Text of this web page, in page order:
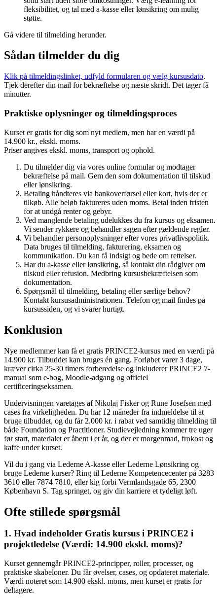
fleksibilitet, og tal med a-kasse eller lønsikring om mulig
støtte.
Gå videre til tilmelding herunder.
Sådan tilmelder du dig
Klik på tilmeldingslinket, udfyld formularen og vælg kursusdato.
Tjek derefter din mail for bekræftelse og næste skridt. Det tager få
minutter.
Praktiske oplysninger og tilmeldingsproces
Kurset er gratis for dig som nyt medlem, men har en værdi på
14.900 kr., ekskl. moms.
Priser angives ekskl. moms, transport og ophold.
Du tilmelder dig via vores online formular og modtager
bekræftelse på mail. Gem den som dokumentation til tilskud
eller lønsikring.
Betaling håndteres via bankoverførsel eller kort, hvis der er
tilkøb. Alle beløb faktureres uden moms. Betal inden fristen
for at undgå renter og gebyr.
Ved manglende betaling udelukkes du fra kursus og eksamen.
Vi sender rykkere og behandler sagen efter gældende regler.
Vi behandler personoplysninger efter vores privatlivspolitik.
Data bruges til tilmelding, fakturering, eksamen og
kommunikation. Du kan få indsigt og bede om rettelser.
Har du a-kasse eller lønsikring, så kontakt din rådgiver om
tilskud eller refusion. Medbring kursusbekræftelsen som
dokumentation.
Spørgsmål til tilmelding, betaling eller særlige behov?
Kontakt kursusadministrationen. Telefon og mail findes på
kursussiden, og vi svarer hurtigt.
Konklusion
Nye medlemmer kan få et gratis PRINCE2-kursus med en værdi på
14.900 kr. Tilbuddet kan bruges én gang. Forløbet varer 3 dage,
kræver cirka 25-30 timers forberedelse og inkluderer PRINCE2 7-
manual som e-bog, Moodle-adgang og officiel
certificeringseksamen.
Undervisningen varetages af Nikolaj Fisker og Rune Josefsen med
cases fra virkeligheden. Du har 12 måneder fra indmeldelse til at
bruge tilbuddet, og du får 2.000 kr. i rabat ved samtidig tilmelding til
både Foundation og Practitioner. Studievejledning kommer tre uger
før start, materialet er åbent i et år, og der er morgenmad, frokost og
kaffe under kurset.
Vil du i gang via Lederne A-kasse eller Lederne Lønsikring og
bruge Lederne kurser? Ring til Lederne Kompetencecenter på 3283
3610 eller 7874 7810, eller kig forbi Vermlandsgade 65, 2300
København S. Tag springet, og giv din karriere et tydeligt løft.
Ofte stillede spørgsmål
1. Hvad indeholder Gratis kursus i PRINCE2 i
projektledelse (Værdi: 14.900 ekskl. moms)?
Kurset gennemgår PRINCE2-principper, roller, processer, og
praktiske skabeloner. Du får øvelser, cases, og opdateret materiale.
Værdi noteret som 14.900 ekskl. moms, men kurset er gratis for
deltagere.